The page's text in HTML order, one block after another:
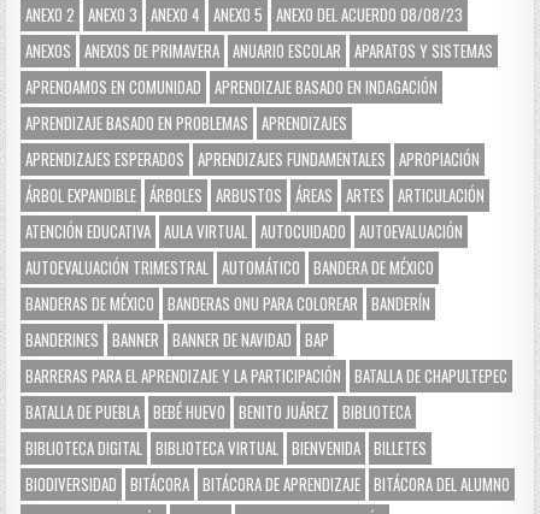
ANEXO 2
ANEXO 3 ANEXO 4 ANEXO 5
ANEXO DEL ACUERDO 08/08/23
ANEXOS
ANEXOS DE PRIMAVERA ANUARIO ESCOLAR
APARATOS Y SISTEMAS
APRENDAMOS EN COMUNIDAD
APRENDIZAJE BASADO EN INDAGACIÓN
APRENDIZAJE BASADO EN PROBLEMAS
APRENDIZAJES
APRENDIZAJES ESPERADOS
APRENDIZAJES FUNDAMENTALES
APROPIACIÓN
ÁRBOL EXPANDIBLE ÁRBOLES ARBUSTOS ÁREAS ARTES
ARTICULACIÓN
ATENCIÓN EDUCATIVA AULA VIRTUAL AUTOCUIDADO
AUTOEVALUACIÓN
AUTOEVALUACIÓN TRIMESTRAL
AUTOMÁTICO
BANDERA DE MÉXICO
BANDERAS DE MÉXICO
BANDERAS ONU PARA COLOREAR
BANDERÍN
BANDERINES
BANNER BANNER DE NAVIDAD
BAP
BARRERAS PARA EL APRENDIZAJE Y LA PARTICIPACIÓN
BATALLA DE CHAPULTEPEC
BATALLA DE PUEBLA BEBÉ HUEVO BENITO JUÁREZ
BIBLIOTECA
BIBLIOTECA DIGITAL
BIBLIOTECA VIRTUAL BIENVENIDA BILLETES
BIODIVERSIDAD
BITÁCORA BITÁCORA DE APRENDIZAJE BITÁCORA DEL ALUMNO